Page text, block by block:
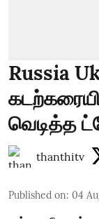
Russia
வெடித்த
thanthitv
Published on: 04